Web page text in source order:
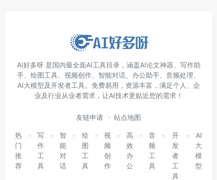
AI好多呀 是国内最全面AI工具目录，涵盖AI论文神器、写作助
手、绘图工具、视频创作、智能对话、办公助手、音频处理、
AI大模型及开发者工具。免费易用，资源丰富，满足个人、企
业及行业从业者需求，让AI技术更贴近您的需求！
友链申请 站点地图
热
门
推
荐
写
作
工
具
智
能
对
话
绘
图
工
具
视
频
创
作
高
效
办
公
音
频
工
具
开
发
者
工
具
AI
大
模
型